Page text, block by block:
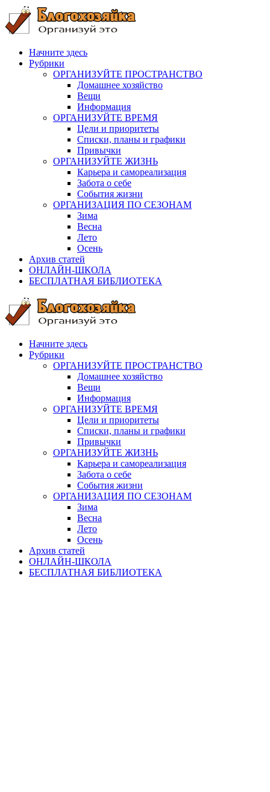
Skip
to
content
Начните здесь
Рубрики
ОРГАНИЗУЙТЕ ПРОСТРАНСТВО
Домашнее хозяйство
Вещи
Информация
ОРГАНИЗУЙТЕ ВРЕМЯ
Цели и приоритеты
Списки, планы и графики
Привычки
ОРГАНИЗУЙТЕ ЖИЗНЬ
Карьера и самореализация
Забота о себе
События жизни
ОРГАНИЗАЦИЯ ПО СЕЗОНАМ
Зима
Весна
Лето
Осень
Архив статей
ОНЛАЙН-ШКОЛА
БЕСПЛАТНАЯ БИБЛИОТЕКА
Начните здесь
Рубрики
ОРГАНИЗУЙТЕ ПРОСТРАНСТВО
Домашнее хозяйство
Вещи
Информация
ОРГАНИЗУЙТЕ ВРЕМЯ
Цели и приоритеты
Списки, планы и графики
Привычки
ОРГАНИЗУЙТЕ ЖИЗНЬ
Карьера и самореализация
Забота о себе
События жизни
ОРГАНИЗАЦИЯ ПО СЕЗОНАМ
Зима
Весна
Лето
Осень
Архив статей
ОНЛАЙН-ШКОЛА
БЕСПЛАТНАЯ БИБЛИОТЕКА